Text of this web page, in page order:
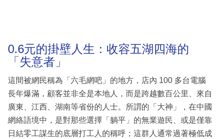
0.6元的掛壁人生：收容五湖四海的
「失意者」
這間被網民稱為「六毛網吧」的地方，店內 100 多台電腦
長年爆滿，顧客並非全是本地人，而是跨越數百公里、來自
廣東、江西、湖南等省份的人士。所謂的「大神」，在中國
網絡語境中，是對那些選擇「躺平」的無業遊民、或是僅靠
日結零工謀生的底層打工人的稱呼；這群人通常過著極低成